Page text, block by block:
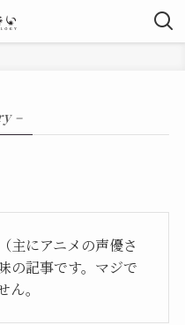
–
主にアニメの声優さ
の記事です。マジで
。